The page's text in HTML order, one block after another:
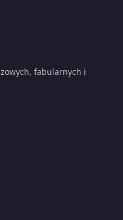
fabularnych i